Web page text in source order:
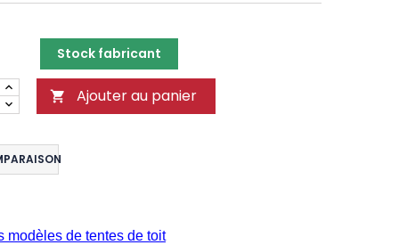
Stock fabricant
 Ajouter au panier
modèles de tentes de toit